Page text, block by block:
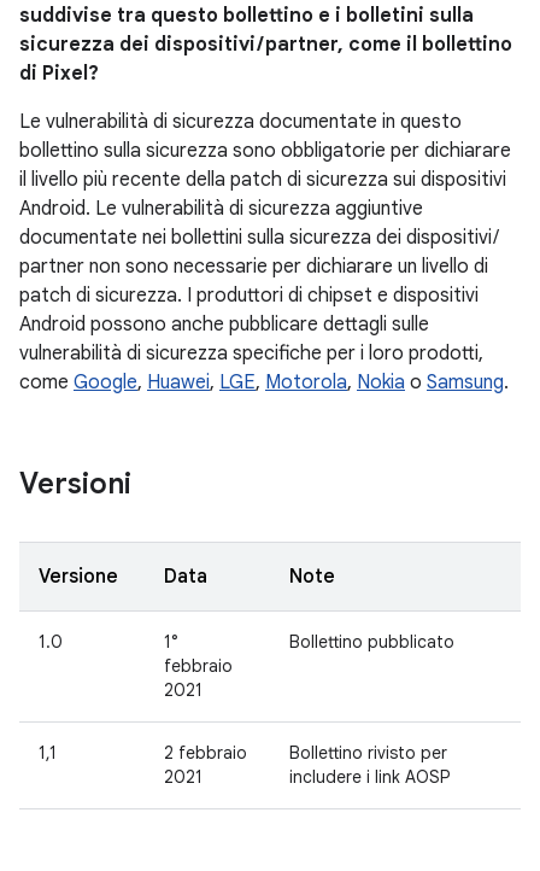
suddivise tra questo bollettino e i bolletini sulla
sicurezza dei dispositivi / partner, come il bollettino
di Pixel?
Le vulnerabilità di sicurezza documentate in questo
bollettino sulla sicurezza sono obbligatorie per dichiarare
il livello più recente della patch di sicurezza sui dispositivi
Android. Le vulnerabilità di sicurezza aggiuntive
documentate nei bollettini sulla sicurezza dei dispositivi /
partner non sono necessarie per dichiarare un livello di
patch di sicurezza. I produttori di chipset e dispositivi
Android possono anche pubblicare dettagli sulle
vulnerabilità di sicurezza specifiche per i loro prodotti,
come Google, Huawei, LGE, Motorola, Nokia o Samsung.
Versioni
Versione Data Note
1.0
1°
febbraio
2021
Bollettino pubblicato
1,1
2 febbraio
2021
Bollettino rivisto per
includere i link AOSP